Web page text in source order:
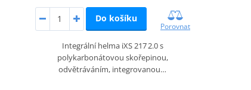
Do košíku
Porovnat
Integrální helma iXS 217 2.0 s
polykarbonátovou skořepinou,
odvětráváním, integrovanou…